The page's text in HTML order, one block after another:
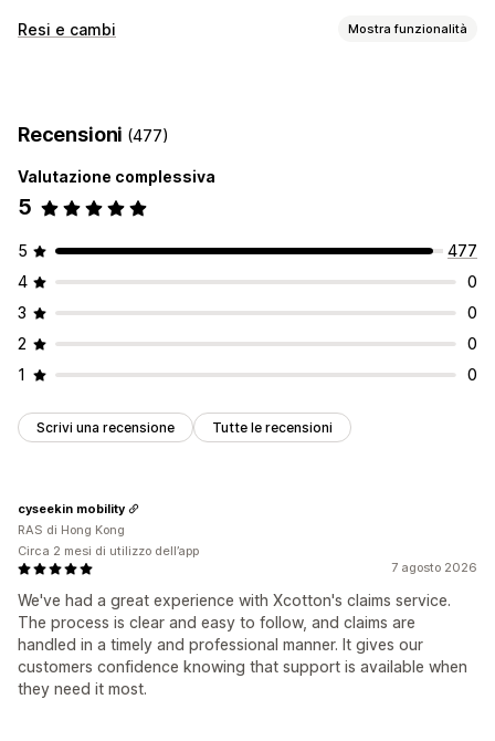
Tipo di copertura
Esperienza relativa al consenso
Gestione dei reclami
Resi e cambi Mostra funzionalità
Sostituzioni Buoni regalo
Gestione dei resi
Portale dei resi Motivi dei resi
Recensioni (477)
Valutazione complessiva
5
5
477
4
0
3
0
2
0
1
0
Scrivi una recensione Tutte le recensioni
7 agosto 2026
We've had a great experience with Xcotton's claims service.
The process is clear and easy to follow, and claims are
handled in a timely and professional manner. It gives our
customers confidence knowing that support is available when
they need it most.
cyseekin mobility
RAS di Hong Kong
Circa 2 mesi di utilizzo dell’app